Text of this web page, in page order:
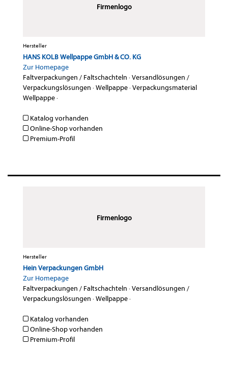
Firmenlogo
Hersteller
HANS KOLB Wellpappe GmbH & CO. KG
Zur Homepage
Faltverpackungen / Faltschachteln ·Versandlösungen /
Verpackungslösungen ·Wellpappe·Verpackungsmaterial
Wellpappe·
Katalog vorhanden
Online-Shop vorhanden
Premium-Profil
Firmenlogo
Hersteller
Hein Verpackungen GmbH
Zur Homepage
Faltverpackungen / Faltschachteln ·Versandlösungen /
Verpackungslösungen ·Wellpappe·
Katalog vorhanden
Online-Shop vorhanden
Premium-Profil